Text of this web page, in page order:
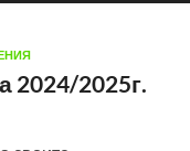
2024/2025г.